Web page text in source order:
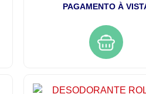
PAGAMENTO À